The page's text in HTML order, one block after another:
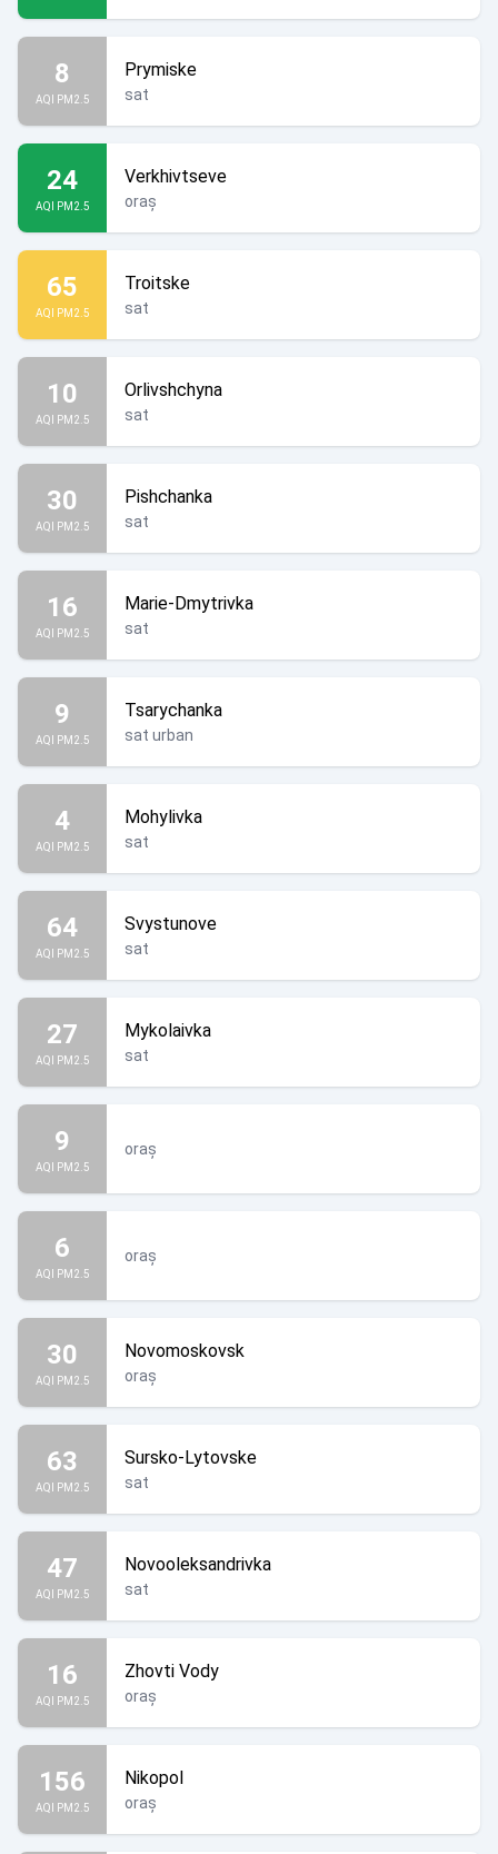
8
AQI PM2.5
Prymiske
sat
24
AQI PM2.5
Verkhivtseve
oraș
65
AQI PM2.5
Troitske
sat
10
AQI PM2.5
Orlivshchyna
sat
30
AQI PM2.5
Pishchanka
sat
16
AQI PM2.5
Marie-Dmytrivka
sat
9
AQI PM2.5
Tsarychanka
sat urban
4
AQI PM2.5
Mohylivka
sat
64
AQI PM2.5
Svystunove
sat
27
AQI PM2.5
Mykolaivka
sat
9
AQI PM2.5
oraș
6
AQI PM2.5
oraș
30
AQI PM2.5
Novomoskovsk
oraș
63
AQI PM2.5
Sursko-Lytovske
sat
47
AQI PM2.5
Novooleksandrivka
sat
16
AQI PM2.5
Zhovti Vody
oraș
156
AQI PM2.5
Nikopol
oraș